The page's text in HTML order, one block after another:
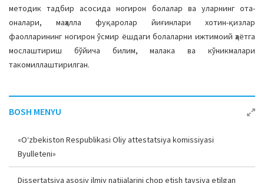
методик тадбир асосида ногирон болалар ва уларнинг ота-
оналари, маҳалла фуқаролар йиғинлари хотин-қизлар
фаолларининг ногирон ўсмир ёшдаги болаларни ижтимоий ҳаётга
мослаштириш бўйича билим, малака ва кўникмалари
такомиллаштирилган.
BOSH MENYU
«O‘zbekiston Respublikasi Oliy attestatsiya komissiyasi
Byulleteni»
Dissertatsiya asosiy ilmiy natijalarini chop etish tavsiya etilgan